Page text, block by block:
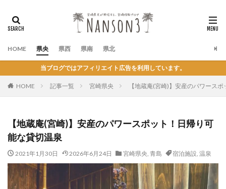
HOME 県央 県西 県南 県北
当ブログではアフィリエイト広告を利用しています。
HOME 記事一覧 宮崎県央 【地蔵庵(宮崎)】安産のパワース
【地蔵庵(宮崎)】安産のパワースポット！日帰り可
能な貸切温泉
2021年1月30日 2026年6月24日 宮崎県央, 青島 宿泊施設, 温泉